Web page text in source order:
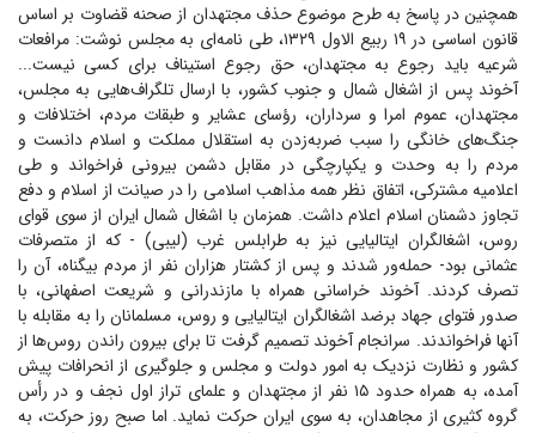
همچنین در پاسخ به طرح موضوع حذف مجتهدان از صحنه قضاوت بر اساس
قانون اساسی در ۱۹ ربیع الاول ۱۳۲۹، طی نامه‌ای به مجلس نوشت: مرافعات
شرعیه باید رجوع به مجتهدان، حق رجوع استیناف برای کسی نیست...
آخوند پس از اشغال شمال و جنوب کشور، با ارسال تلگراف‌هایی به مجلس،
مجتهدان، عموم امرا و سرداران، رؤسای عشایر و طبقات مردم، اختلافات و
جنگ‌های خانگی را سبب ضربه‌زدن به استقلال مملکت و اسلام دانست و
مردم را به وحدت و یکپارچگی در مقابل دشمن بیرونی فراخواند و طی
اعلامیه مشترکی، اتفاق نظر همه مذاهب اسلامی را در صیانت از اسلام و دفع
تجاوز دشمنان اسلام اعلام داشت. همزمان با اشغال شمال ایران از سوی قوای
روس، اشغالگران ایتالیایی نیز به طرابلس غرب (لیبی) - که از متصرفات
عثمانی بود- حمله‌ور شدند و پس از کشتار هزاران نفر از مردم بیگناه، آن را
تصرف کردند. آخوند خراسانی همراه با مازندرانی و شریعت اصفهانی، با
صدور فتوای جهاد برضد اشغالگران ایتالیایی و روس، مسلمانان را به مقابله با
آنها فراخواندند. سرانجام آخوند تصمیم گرفت تا برای بیرون راندن روس‌ها از
کشور و نظارت نزدیک به امور دولت و مجلس و جلوگیری از انحرافات پیش
آمده، به همراه حدود ۱۵ نفر از مجتهدان و علمای تراز اول نجف و در رأس
گروه کثیری از مجاهدان، به سوی ایران حرکت نماید. اما صبح روز حرکت، به